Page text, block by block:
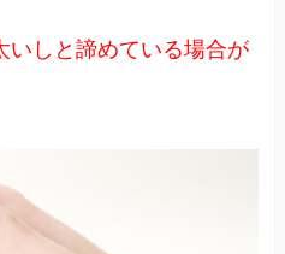
いしと諦めている場合が